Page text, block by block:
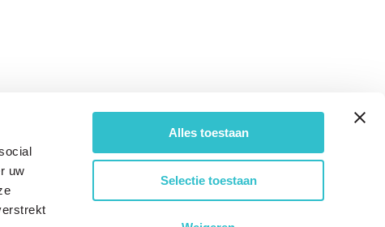
uw
Alles toestaan
Selectie toestaan